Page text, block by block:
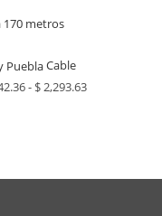
170 metros
Cable
- $2,293.63